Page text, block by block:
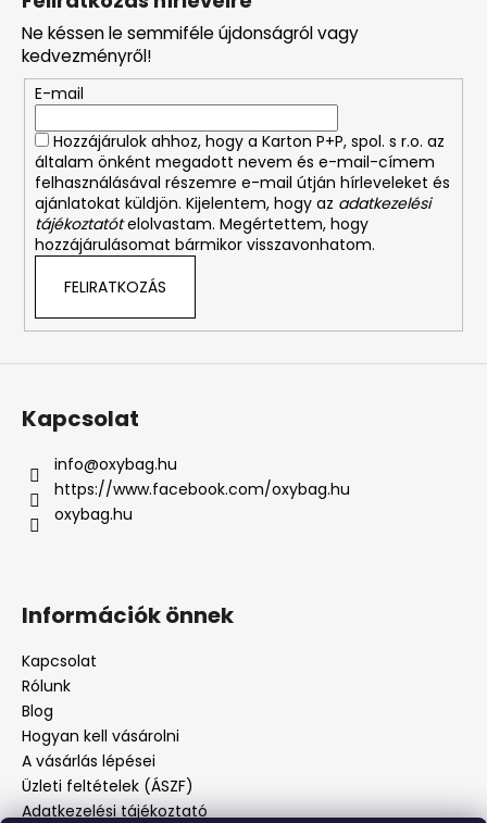
Ne késsen le semmiféle újdonságról vagy
kedvezményről!
E-mail
Hozzájárulok ahhoz, hogy a Karton P+P, spol. s r.o. az
általam önként megadott nevem és e-mail-címem
felhasználásával részemre e-mail útján hírleveleket és
ajánlatokat küldjön. Kijelentem, hogy az adatkezelési
tájékoztatótelolvastam. Megértettem, hogy
hozzájárulásomat bármikor visszavonhatom.
FELIRATKOZÁS
Kapcsolat
info@oxybag.hu
https://www.facebook.com/oxybag.hu
oxybag.hu
Információk önnek
Kapcsolat
Rólunk
Blog
Hogyan kell vásárolni
A vásárlás lépései
Üzleti feltételek (ÁSZF)
Adatkezelési tájékoztató